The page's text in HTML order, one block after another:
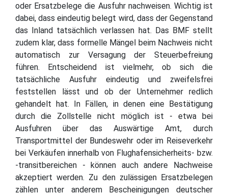
oder Ersatzbelege die Ausfuhr nachweisen. Wichtig ist
dabei, dass eindeutig belegt wird, dass der Gegenstand
das Inland tatsächlich verlassen hat. Das BMF stellt
zudem klar, dass formelle Mängel beim Nachweis nicht
automatisch zur Versagung der Steuerbefreiung
führen. Entscheidend ist vielmehr, ob sich die
tatsächliche Ausfuhr eindeutig und zweifelsfrei
feststellen lässt und ob der Unternehmer redlich
gehandelt hat. In Fällen, in denen eine Bestätigung
durch die Zollstelle nicht möglich ist - etwa bei
Ausfuhren über das Auswärtige Amt, durch
Transportmittel der Bundeswehr oder im Reiseverkehr
bei Verkäufen innerhalb von Flughafensicherheits- bzw.
-transitbereichen - können auch andere Nachweise
akzeptiert werden. Zu den zulässigen Ersatzbelegen
zählen unter anderem Bescheinigungen deutscher